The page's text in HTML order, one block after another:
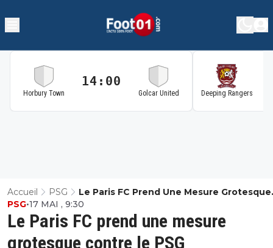
Horbury Town
14:00
Golcar United Deeping Rangers
Accueil PSG
Le Paris FC Prend Une Mesure Grotesque
Contre Le PSG
Le Paris FC prend une mesure
grotesque contre le PSG
PSG•17 MAI , 9:30